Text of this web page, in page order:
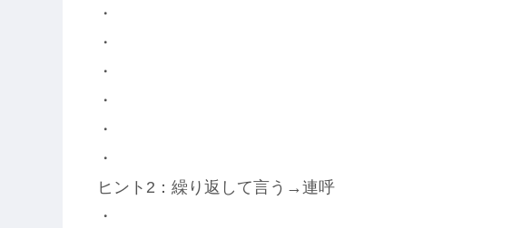
・
・
・
・
・
・
ヒント2：繰り返して言う→連呼
・